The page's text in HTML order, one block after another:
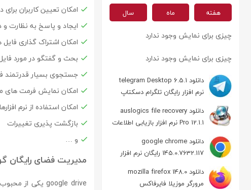
هفته ماه سال
چیزی برای نمایش وجود ندارد
چیزی برای نمایش وجود ندارد
دانلود telegram Desktop 6.5.1
نرم افزار رایگان تلگرام دسکتاپ
دانلود auslogics file recovery
Pro 12.1.1 نرم افزار بازیابی اطلاعات
دانلود google chrome
145.0.7632.117 رایگان نرم افزار
مرورگر گوگل کروم
دانلود mozilla firefox 148.0
مرورگر موزیلا فایرفاکس
امکان تعیین کاربران
ایجاد و پاسخ به نظارت و
امکان اشتراک گذاری
بحث و گفتگو در مورد
جستجوی بسیار قدرتمند
امکان نمایش فرمت های
امکان استفاده از نرم
بازگشت پذیری تغییرات
و …
مدیریت فضای رایگان
google drive یکی از محبوب‌ترین سرویس‌های ابری جهان است که با ارائه